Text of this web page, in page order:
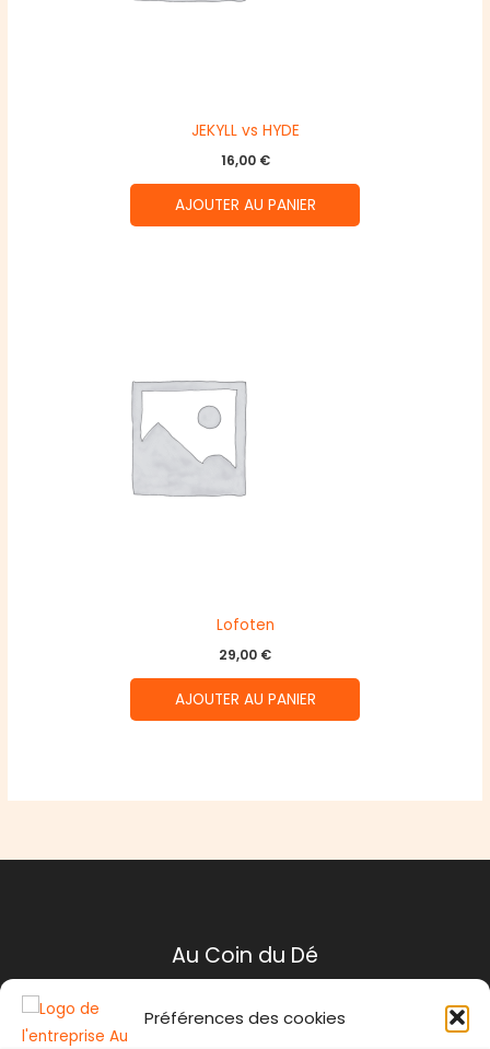
Préférences des cookies
JEKYLL vs HYDE
16,00 €
AJOUTER AU PANIER
Lofoten
29,00 €
AJOUTER AU PANIER
Au Coin du Dé
Mentions légales